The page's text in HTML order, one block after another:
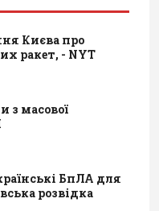
Києва про
ракет, - NYT
з масової
БпЛА для
розвідка